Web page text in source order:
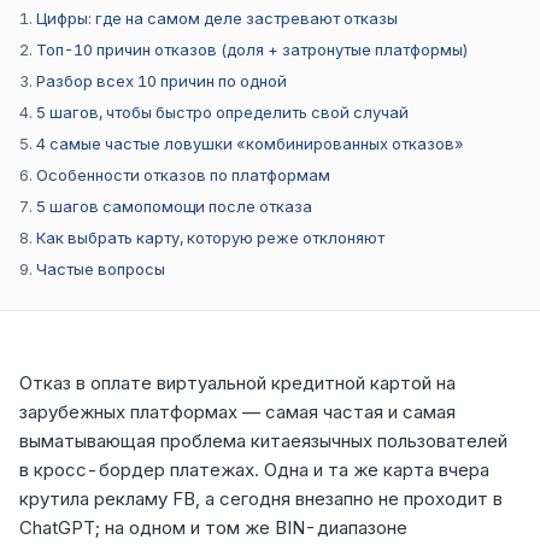
Цифры: где на самом деле застревают отказы
Топ-10 причин отказов (доля + затронутые платформы)
Разбор всех 10 причин по одной
5 шагов, чтобы быстро определить свой случай
4 самые частые ловушки «комбинированных отказов»
Особенности отказов по платформам
5 шагов самопомощи после отказа
Как выбрать карту, которую реже отклоняют
Частые вопросы
Отказ в оплате виртуальной кредитной картой на
зарубежных платформах — самая частая и самая
выматывающая проблема китаеязычных пользователей
в кросс-бордер платежах. Одна и та же карта вчера
крутила рекламу FB, а сегодня внезапно не проходит в
ChatGPT; на одном и том же BIN-диапазоне